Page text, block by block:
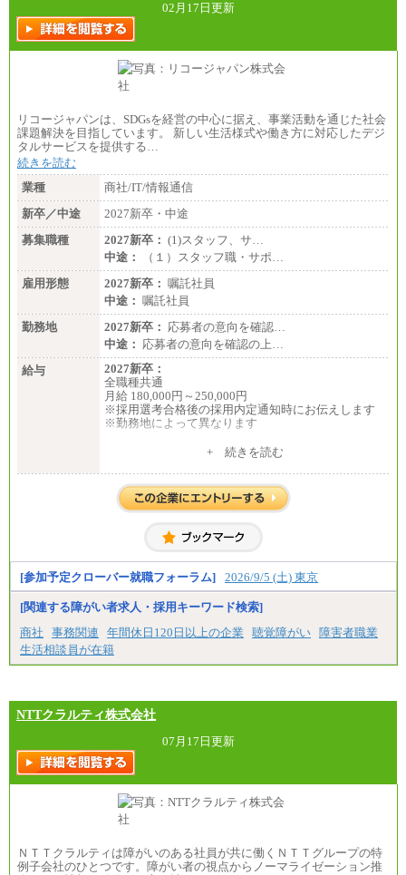
02月17日更新
リコージャパンは、SDGsを経営の中心に据え、事業活動を通じた社会
課題解決を目指しています。 新しい生活様式や働き方に対応したデジ
タルサービスを提供する…
続きを読む
業種
商社/IT/情報通信
新卒／中途
2027新卒・中途
募集職種
2027新卒： (1)スタッフ、サ…
中途：
（１）スタッフ職・サポ…
雇用形態
2027新卒： 嘱託社員
中途： 嘱託社員
勤務地
2027新卒： 応募者の意向を確認…
中途： 応募者の意向を確認の上…
給与
2027新卒：
全職種共通
月給 180,000円～250,000円
※採用選考合格後の採用内定通知時にお伝えします
※勤務地によって異なります
月給 200,000円～250,000円
入社時の処遇は経験・能力を考慮の上、当社規程に
より決定します。
お伝えします。
+ 続きを読む
[参加予定クローバー就職フォーラム] 2026/9/5 (土) 東京
[関連する障がい者求人・採用キーワード検索]
商社
事務関連 年間休日120日以上の企業 聴覚障がい 障害者職業
生活相談員が在籍
NTTクラルティ株式会社
07月17日更新
ＮＴＴクラルティは障がいのある社員が共に働くＮＴＴグループの特
例子会社のひとつです。障がい者の視点からノーマライゼーション推